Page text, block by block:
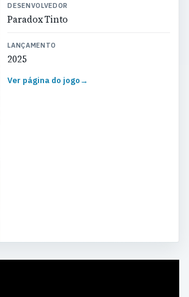
DESENVOLVEDOR
Paradox Tinto
LANÇAMENTO
2025
Ver página do jogo→